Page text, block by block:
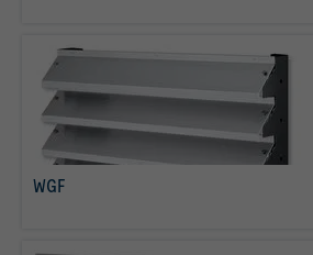
WGF